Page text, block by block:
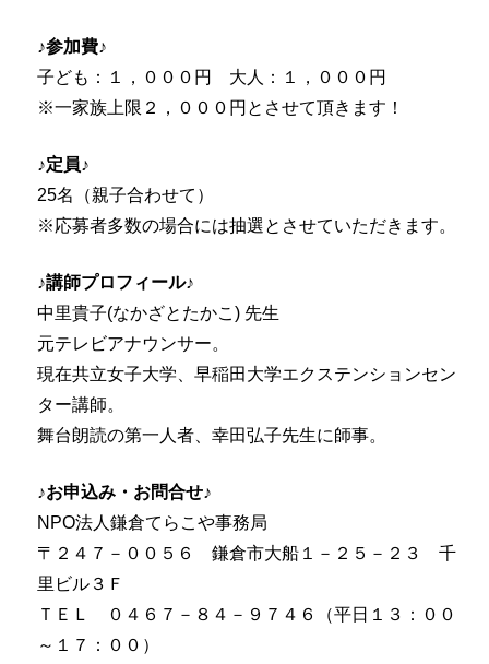
♪参加費♪
子ども：１，０００円 大人：１，０００円
※一家族上限２，０００円とさせて頂きます！
♪定員♪
25名（親子合わせて）
※応募者多数の場合には抽選とさせていただきます。
♪講師プロフィール♪
中里貴子(なかざとたかこ) 先生
元テレビアナウンサー。
現在共立女子大学、早稲田大学エクステンションセン
ター講師。
舞台朗読の第一人者、幸田弘子先生に師事。
♪お申込み・お問合せ♪
NPO法人鎌倉てらこや事務局
〒２４７－００５６ 鎌倉市大船１－２５－２３ 千
里ビル３Ｆ
ＴＥＬ ０４６７－８４－９７４６（平日１３：００
～１７：００）